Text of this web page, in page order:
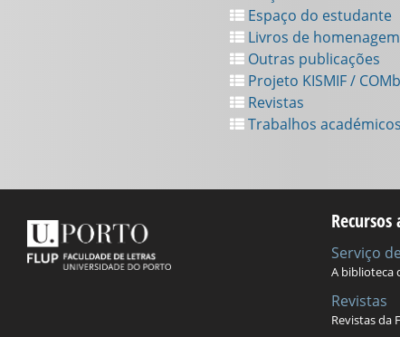
Espaço do estudante
Livros de homenagem
Outras publicações
Projeto KISMIF /
Revistas
Trabalhos académicos
Serviço
A biblioteca
Revistas
Revistas da